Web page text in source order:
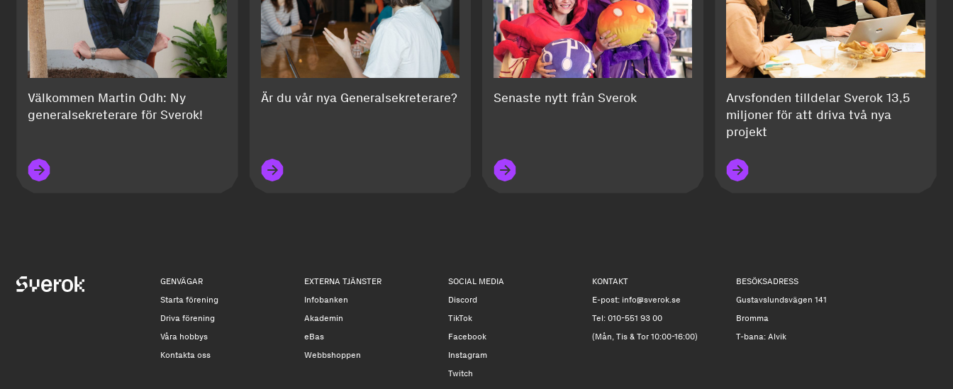
Välkommen Martin Odh: Ny
generalsekreterare för Sverok!
Är du vår nya Generalsekreterare? Senaste nytt från Sverok
Arvsfonden tilldelar Sverok 13,5
miljoner för att driva två nya
projekt
GENVÄGAR
Starta förening
Driva förening
Våra hobbys
Kontakta oss
EXTERNA TJÄNSTER
Infobanken
Akademin
eBas
Webbshoppen
SOCIAL MEDIA
Discord
TikTok
Facebook
Instagram
Twitch
KONTAKT
E-post: info@sverok.se
Tel: 010-551 93 00
(Mån, Tis & Tor 10:00-16:00)
BESÖKSADRESS
Gustavslundsvägen 141
Bromma
T-bana: Alvik